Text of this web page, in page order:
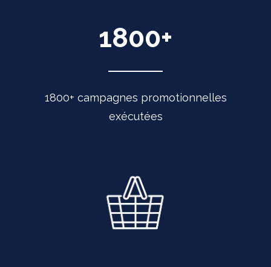
1800+
1800+ campagnes promotionnelles
exécutées